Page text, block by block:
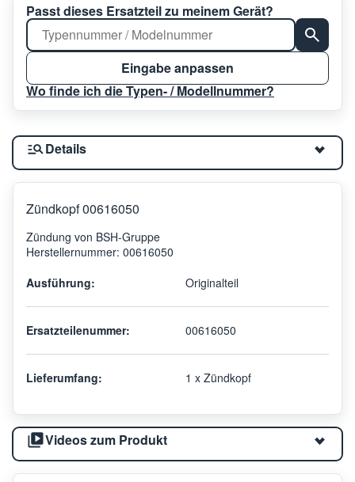
Passt dieses Ersatzteil zu meinem Gerät?
Eingabe anpassen
Wo finde ich die Typen- / Modellnummer?
Details
Zündkopf 00616050
Zündung von BSH-Gruppe
Herstellernummer: 00616050
Ausführung:
Originalteil
Ersatzteilenummer: 00616050
Lieferumfang: 1 x Zündkopf
Videos zum Produkt